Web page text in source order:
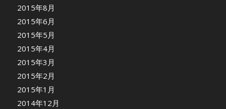
2015年8月
2015年6月
2015年5月
2015年4月
2015年3月
2015年2月
2015年1月
2014年12月